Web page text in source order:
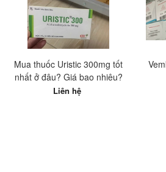
Mua thuốc Uristic 300mg tốt
nhất ở đâu? Giá bao nhiêu?
Liên hệ